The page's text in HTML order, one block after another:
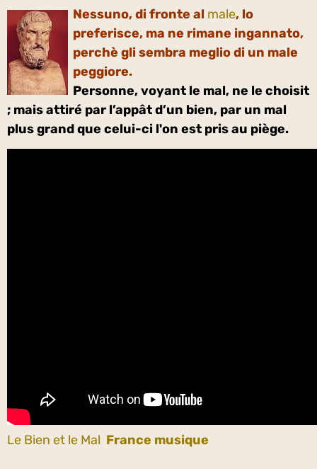
Nessuno, di fronte al male, lo
preferisce, ma ne rimane ingannato,
perchè gli sembra meglio di un male
peggiore.
Personne, voyant le mal, ne le choisit
; mais attiré par l’appât d’un bien, par un mal
plus grand que celui-ci l'on est pris au piège.
Le Bien et le Mal France musique